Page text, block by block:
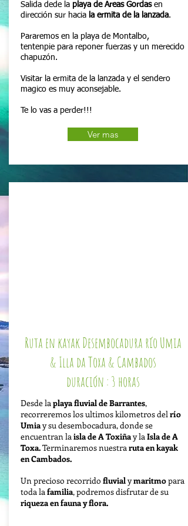
Salida dede la playa de Areas Gordasen
dirección sur hacia la ermita de la lanzada.
Pararemos en la playa de Montalbo,
tentenpie para reponer fuerzas y un merecido
chapuzón.
Visitar la ermita de la lanzada y el sendero
magico es muy aconsejable.
Te lo vas a perder!!!
Ver mas
Ruta en kayak Desembocadura río Umia
& Illa da Toxa & Cambados
duración : 3 horas
Desde laplaya fluvial de Barrantes,
recorreremos los ultimos kilometros delrío
Umiay su desembocadura, donde se
encuentran laisla de A Toxiñay laIsla de A
Toxa.Terminaremos nuestraruta en kayak
en Cambados.
Un precioso recorrido fluvialymaritmopara
toda lafamilia, podremos disfrutar de su
riqueza en fauna y flora.